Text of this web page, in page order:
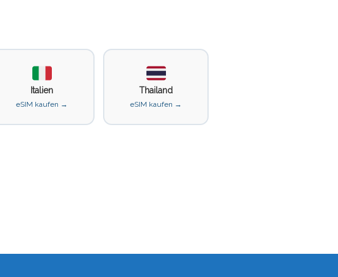
Italien
eSIM kaufen →
Thailand
eSIM kaufen →